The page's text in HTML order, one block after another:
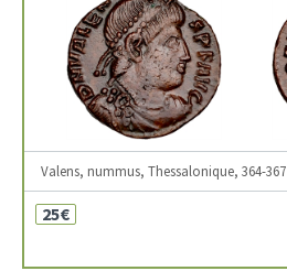
Valens, nummus, Thessalonique, 364-367
25€